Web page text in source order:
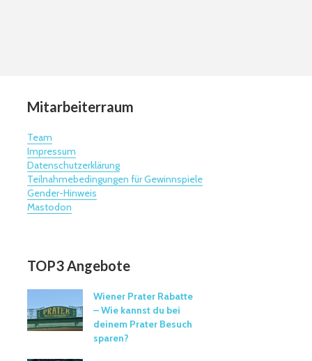
Mitarbeiterraum
Team
Impressum
Datenschutzerklärung
Teilnahmebedingungen für Gewinnspiele
Gender-Hinweis
Mastodon
TOP3 Angebote
Wiener Prater Rabatte
– Wie kannst du bei
deinem Prater Besuch
sparen?